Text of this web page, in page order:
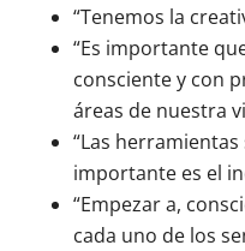
“Tenemos la
“Es importante
consciente y con
áreas de nuestra
“Las
importante es el
“Empezar a,
cada uno de los